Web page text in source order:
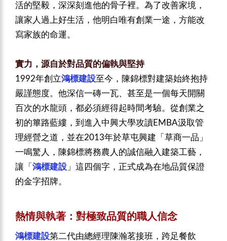
活的堅毅，深深刻進他的骨子裡。為了改善家境，
讓家人過上好生活，他明白唯有創業一途，方能改
寫家族的命運。
實力，源自於對品質的偏執與堅持
1992年創立鴻標建設至今，陳錦標對建築始終抱持
嚴謹態度。他深信一磚一瓦、甚至是一個每天開關
百次的水龍頭，都必須經得起時間考驗。從創業之
初的篳路藍縷，到進入中興大學攻讀EMBA汲取管
理經營之道，並在2013年於草屯興建「草商一品」
一鳴驚人，陳錦標將務農人的誠信融入建築工藝，
讓「 鴻標建設 」這四個字，正式成為在地品質保證
的金字招牌。
熱情與執著：對極致品質的職人信念
鴻標建設第二代由總經理陳瀚茗接班，跨足餐飲